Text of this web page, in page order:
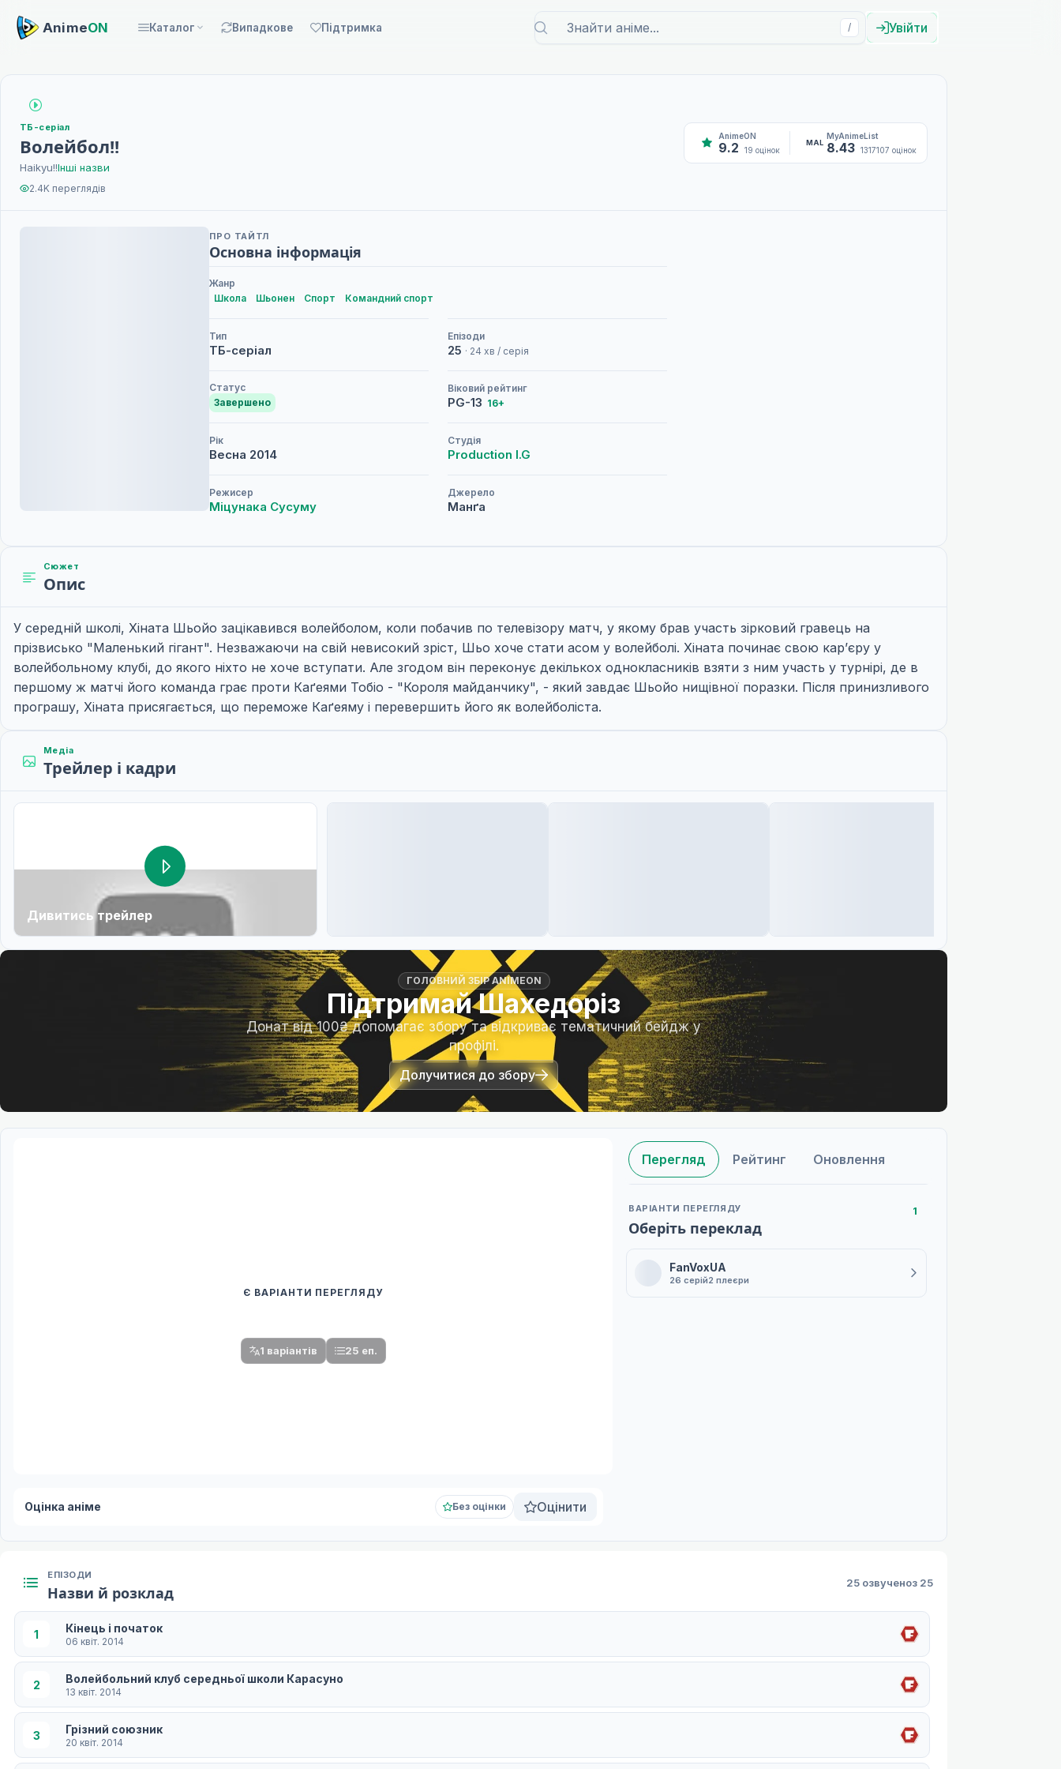
AnimeON Каталог Випадкове Підтримка / Увійти
ТБ-серіал
Волейбол!!
Haikyu!!Інші назви
2.4K переглядів
AnimeON
9.2 19 оцінок
MAL
MyAnimeList
8.43 1317107 оцінок
ПРО ТАЙТЛ
Основна інформація
Жанр
Школа
Шьонен Спорт Командний спорт
Тип
ТБ-серіал
Епізоди
25 · 24 хв / серія
Статус
Завершено
Віковий рейтинг
PG-13 16+
Рік
Весна 2014
Студія
Production I.G
Режисер
Міцунака Сусуму
Джерело
Манґа
Сюжет
Опис
У середній школі, Хіната Шьойо зацікавився волейболом, коли побачив по телевізору матч, у якому брав участь зірковий гравець на
прізвисько "Маленький гігант". Незважаючи на свій невисокий зріст, Шьо хоче стати асом у волейболі. Хіната починає свою кар’єру у
волейбольному клубі, до якого ніхто не хоче вступати. Але згодом він переконує декількох однокласників взяти з ним участь у турнірі, де в
першому ж матчі його команда грає проти Каґеями Тобіо - "Короля майданчику", - який завдає Шьойо нищівної поразки. Після принизливого
програшу, Хіната присягається, що переможе Каґеяму і перевершить його як волейболіста.
Медіа
Трейлер і кадри
Дивитись трейлер
ГОЛОВНИЙ ЗБІР ANIMEON
Підтримай Шахедоріз
Донат від 100₴ допомагає збору та відкриває тематичний бейдж у
профілі.
Долучитися до збору
Є ВАРІАНТИ ПЕРЕГЛЯДУ
1 варіантів 25 еп.
Оцінка аніме Без оцінки Оцінити
Перегляд Рейтинг Оновлення
ВАРІАНТИ ПЕРЕГЛЯДУ
Оберіть переклад
1
FanVoxUA
26 серій2 плеєри
ЕПІЗОДИ
Назви й розклад
25 озвученоз 25
1 Кінець і початок
06 квіт. 2014
2 Волейбольний клуб середньої школи Карасуно
13 квіт. 2014
3 Грізний союзник
20 квіт. 2014